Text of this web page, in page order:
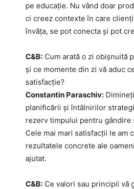
pe educație. Nu vând doar
ci creez contexte în care
învăța, se pot conecta și pot
C&B: Cum arată o zi obișnuită
și ce momente din zi vă aduc
satisfacție?
Constantin Paraschiv:
planificării și întâlnirilor
rezerv timpului pentru gândire
Cele mai mari satisfacții le am
rezultatele concrete ale
ajutat.
C&B: Ce valori sau principii vă